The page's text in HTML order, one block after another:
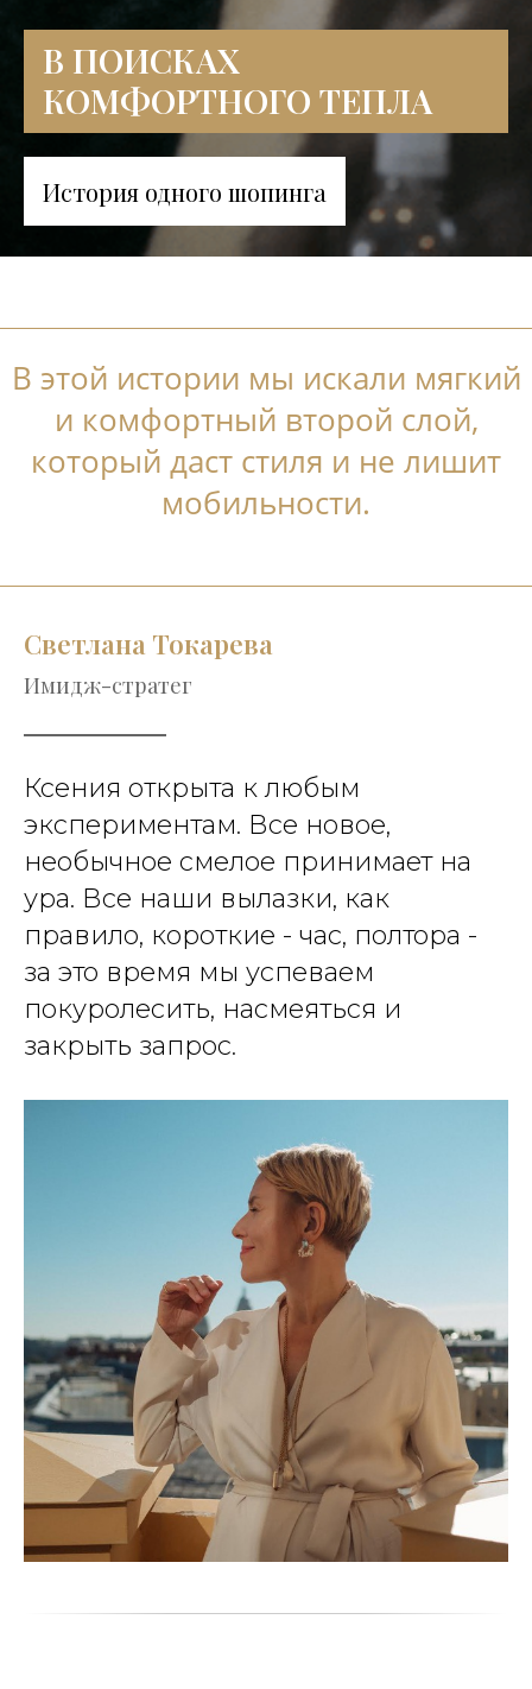
В ПОИСКАХ
КОМФОРТНОГО ТЕПЛА
История одного шопинга
В этой истории мы искали мягкий
и комфортный второй слой,
который даст стиля и не лишит
мобильности.
Светлана Токарева
Имидж-стратег
Ксения открыта к любым
экспериментам. Все новое,
необычное смелое принимает на
ура. Все наши вылазки, как
правило, короткие - час, полтора -
за это время мы успеваем
покуролесить, насмеяться и
закрыть запрос.